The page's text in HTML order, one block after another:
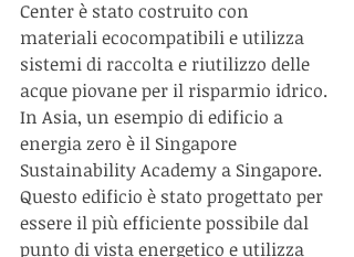
Center è stato costruito con
materiali ecocompatibili e utilizza
sistemi di raccolta e riutilizzo delle
acque piovane per il risparmio idrico.
In Asia, un esempio di edificio a
energia zero è il Singapore
Sustainability Academy a Singapore.
Questo edificio è stato progettato per
essere il più efficiente possibile dal
punto di vista energetico e utilizza